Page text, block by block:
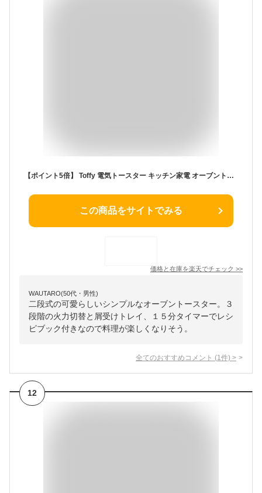
【ポイント5倍】 Toffy 電気トースター キッチン家電 オーブントースター パン焼き器 2段式 時短 食ぱん トースター 小型 火力調節 幅 23cm 約 高さ 33.1cm 奥行き 23.4cm 軽量 お祝い ギフト 青 白 赤 ブルー ホワイト レッド おしゃれ
この商品をサイトでみる
価格と在庫を楽天でチェック >>
WAUTARO(50代・男性)
二段式の可愛らしいシンプルなオーブントースター。３
段階の火力切替と屑受けトレイ、１５分タイマーでレシ
ピブック付きなので料理が楽しくなりそう。
全てのおすすめコメント (1 件) >
12